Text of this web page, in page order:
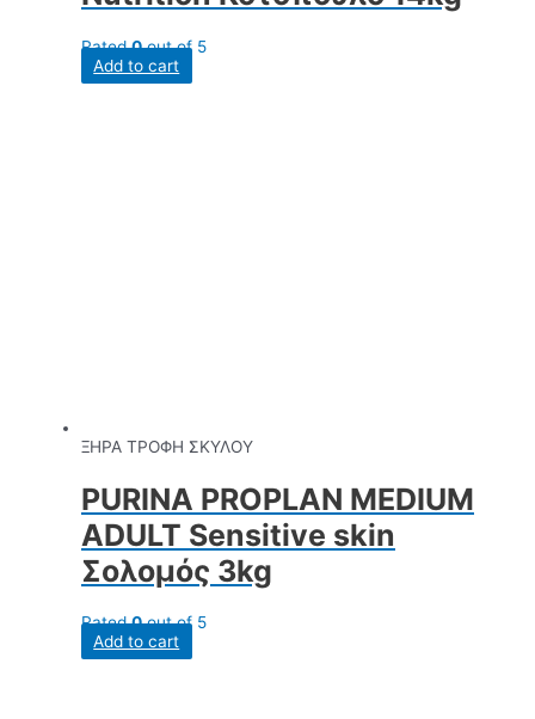
Rated0out of 5
Add to cart
ΞΗΡΑ ΤΡΟΦΗ ΣΚΥΛΟΥ
PURINA PROPLAN MEDIUM
ADULT Sensitive skin
Σολομός 3kg
Rated0out of 5
Add to cart